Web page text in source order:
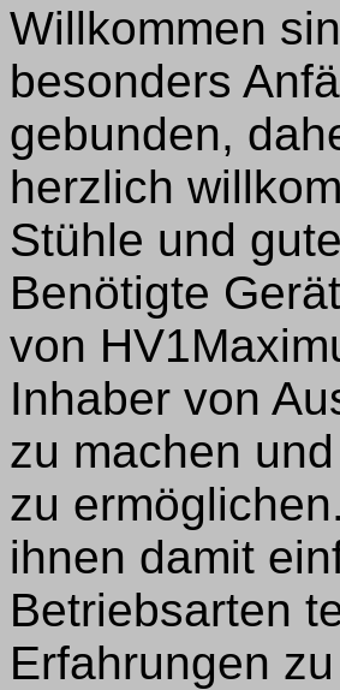
Willkommen
besonders
gebunden,
herzlich
Stühle und
Benötigte
von
Inhaber von
zu machen
zu
ihnen damit
Betriebsarten
Erfahrungen